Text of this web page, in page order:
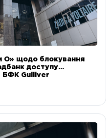
О» щодо блокування
доступу
БФК Gulliver